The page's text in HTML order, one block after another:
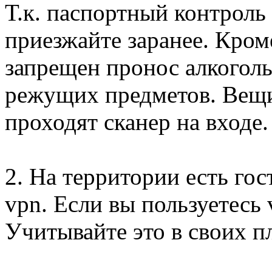
Т.к. паспортный
приезжайте заранее.
запрещен пронос
режущих предметов.
проходят сканер на входе.
2. На территории есть
vpn. Если вы
Учитывайте это в своих